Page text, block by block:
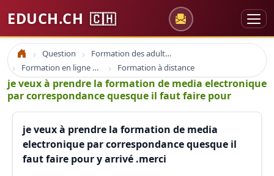
EDUCH.CH 🇨🇭
Accueil Question
Formation des adultes
Formation en ligne e-learning et coaching
Formation à distance
je veux à prendre la formation de media electronique
par correspondance quesque il faut faire pour
je veux à prendre la formation de media
electronique par correspondance quesque il
faut faire pour y arrivé .merci